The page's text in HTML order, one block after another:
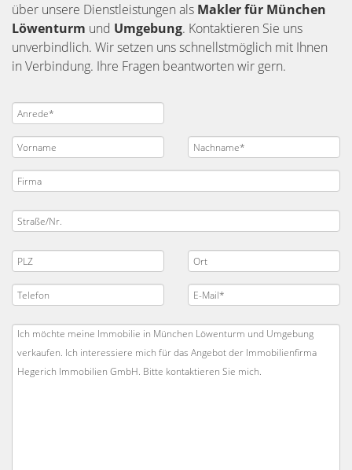
über unsere Dienstleistungen als Makler für München
Löwenturm und Umgebung. Kontaktieren Sie uns
unverbindlich. Wir setzen uns schnellstmöglich mit Ihnen
in Verbindung. Ihre Fragen beantworten wir gern.